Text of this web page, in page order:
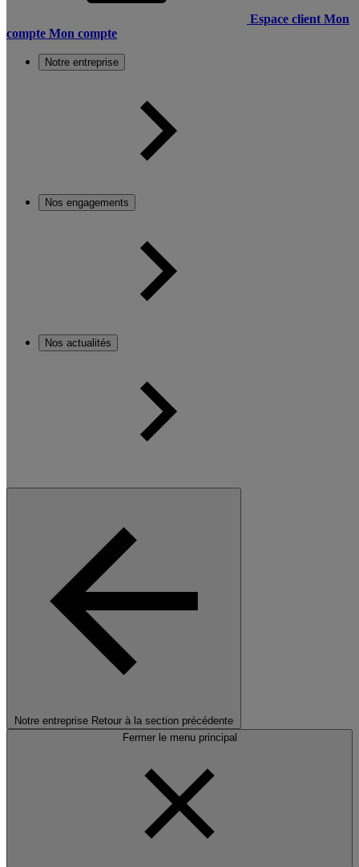
Espace client Mon
compte Mon compte
Notre entreprise
Nos engagements
Nos actualités
Notre entreprise Retour à la section précédente
Fermer le menu principal